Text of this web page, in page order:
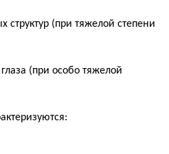
структур (при тяжелой степени
(при особо тяжелой